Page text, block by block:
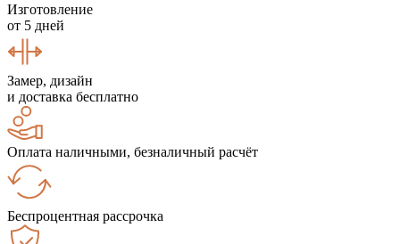
Изготовление
от 5 дней
Замер, дизайн
и доставка бесплатно
Оплата наличными, безналичный расчёт
Беспроцентная рассрочка